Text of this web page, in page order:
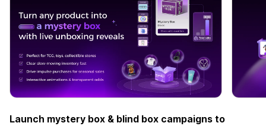
Launch mystery box & blind box campaigns to